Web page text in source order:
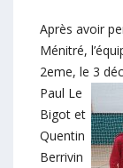
Après avoir
Ménitré,
2eme, le 3
Paul Le
Bigot et
Quentin
Berrivin